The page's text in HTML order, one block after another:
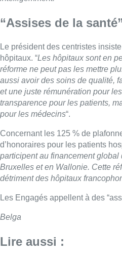
“Assises de la
Le président des centristes
hôpitaux. “Les hôpitaux sont en
réforme ne peut pas les mettre
aussi avoir des soins de qualité,
et une juste rémunération pour
transparence pour les patients,
pour les médecins“.
Concernant les 125 % de
d’honoraires pour les patients
participent au financement global
Bruxelles et en Wallonie. Cette
détriment des hôpitaux
Les Engagés appellent à des
Belga
Lire aussi :